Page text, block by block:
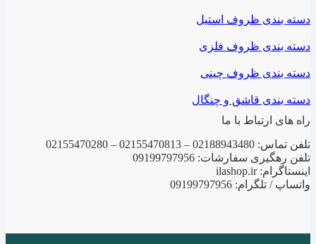
دسته بندی ظروف استیل
دسته بندی ظروف فلزی
دسته بندی ظروف چینی
دسته بندی قاشق و چنگال
راه های ارتباط با ما
تلفن تماس: 02188943480 – 02155470813 – 02155470280
تلفن رهگیری سفارشات: 09199797956
اینستاگرام: ilashop.ir
واتساپ / تلگرام: 09199797956